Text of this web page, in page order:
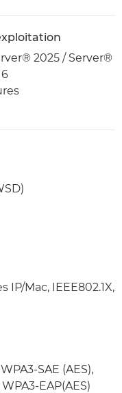
2025 / Server®
IP/Mac, IEEE802.1X,
SAE (AES),
EAP(AES)